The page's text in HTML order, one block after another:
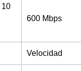
10
600 Mbps
Velocidad